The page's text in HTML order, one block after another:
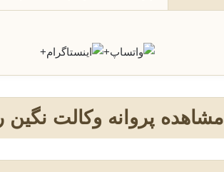
+
+
مشاهده پروانه وکالت